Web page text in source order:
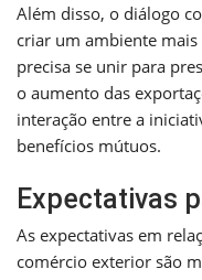
Além disso, o diálogo
criar um ambiente
precisa se unir para
o aumento das
interação entre a
benefícios mútuos.
Expectativas
As expectativas em
comércio exterior são